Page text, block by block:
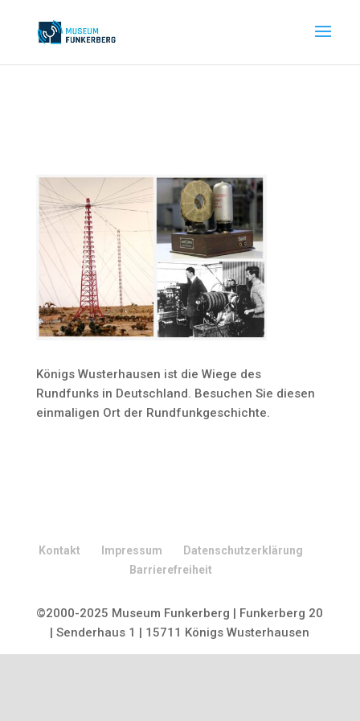
Königs Wusterhausen ist die Wiege des
Rundfunks in Deutschland. Besuchen Sie diesen
einmaligen Ort der Rundfunkgeschichte.
Kontakt Impressum
Datenschutzerklärung
Barrierefreiheit
©2000-2025 Museum Funkerberg | Funkerberg 20
| Senderhaus 1 | 15711 Königs Wusterhausen